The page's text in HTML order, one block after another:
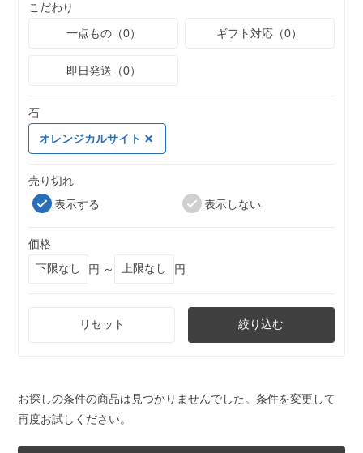
こだわり
一点もの（0）
ギフト対応（0）
即日発送（0）
石
オレンジカルサイト
売り切れ
表示する
表示しない
価格
円 ～
円
リセット 絞り込む
お探しの条件の商品は見つかりませんでした。条件を変更して
再度お試しください。